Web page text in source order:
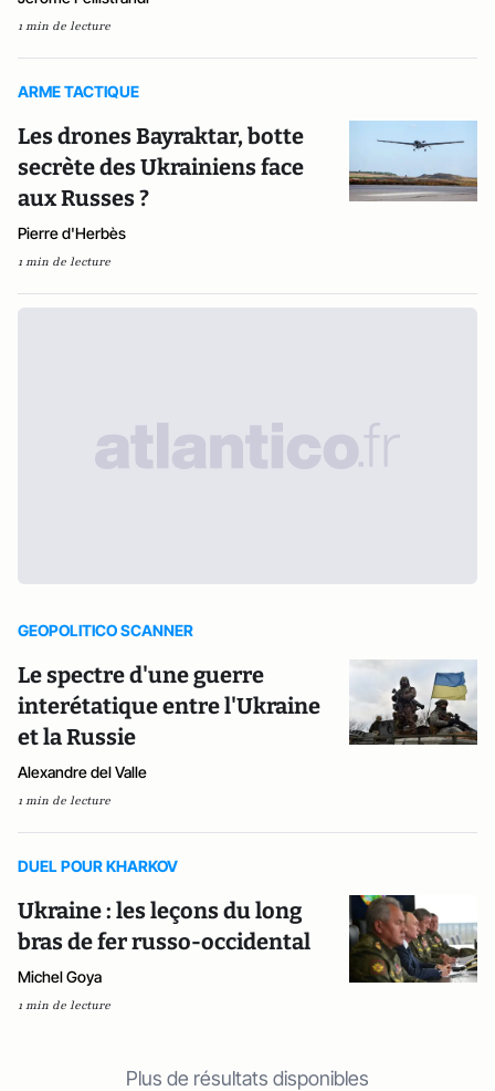
1 min de lecture
ARME TACTIQUE
Les drones Bayraktar, botte
secrète des Ukrainiens face
aux Russes ?
Pierre d'Herbès
1 min de lecture
GEOPOLITICO SCANNER
Le spectre d'une guerre
interétatique entre l'Ukraine
et la Russie
Alexandre del Valle
1 min de lecture
DUEL POUR KHARKOV
Ukraine : les leçons du long
bras de fer russo-occidental
Michel Goya
1 min de lecture
Plus de résultats disponibles